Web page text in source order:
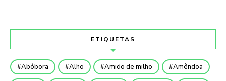
ETIQUETAS
Abóbora Alho Amido de milho Amêndoa